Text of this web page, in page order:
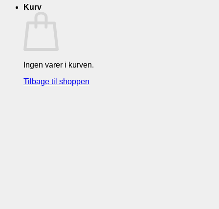
Kurv
Ingen varer i kurven.
Tilbage til shoppen